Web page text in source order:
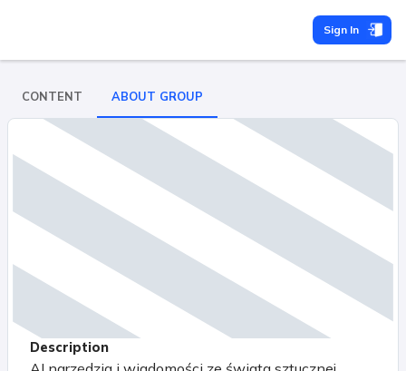
Sign In
CONTENT ABOUT GROUP
Description